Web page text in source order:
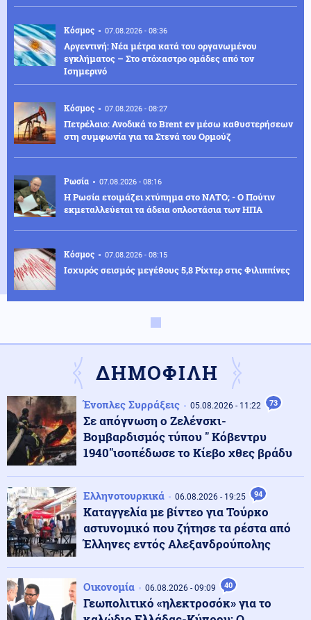
Κόσμος 07.08.2026 - 08:36
Αργεντινή: Νέα μέτρα κατά του οργανωμένου
εγκλήματος – Στο στόχαστρο ομάδες από τον
Ισημερινό
Κόσμος 07.08.2026 - 08:27
Πετρέλαιο: Ανοδικά το Brent εν μέσω καθυστερήσεων
στη συμφωνία για τα Στενά του Ορμούζ
Ρωσία 07.08.2026 - 08:16
Η Ρωσία ετοιμάζει χτύπημα στο ΝΑΤΟ; - Ο Πούτιν
εκμεταλλεύεται τα άδεια οπλοστάσια των ΗΠΑ
Κόσμος 07.08.2026 - 08:15
Ισχυρός σεισμός μεγέθους 5,8 Ρίχτερ στις Φιλιππίνες
07.08.2026 - 08:06
Τιμολόγια ρεύματος: Νέα ανοδική τάση λόγω της
αύξησης στη χονδρεμπορική αγορά
Κόσμος 07.08.2026 - 07:55
Περού: Σάλος με το βίντεο σεξουαλικής επίθεσης σε
26χρονη τραγουδίστρια (βίντεο)
07.08.2026 - 07:45
Βοιωτία: Προφυλακίστηκαν ο δήμαρχος Στυλίδας και
δύο ακόμη κατηγορούμενοι για τη φωτιά
Κόσμος 07.08.2026 - 07:45
ΔΗΜΟΦΙΛΗ
Ένοπλες Συρράξεις 05.08.2026 - 11:22 73
Σε απόγνωση ο Ζελένσκι-
Βομβαρδισμός τύπου " Κόβεντρυ
1940"ισοπέδωσε το Κίεβο χθες βράδυ
Ελληνοτουρκικά 06.08.2026 - 19:25 94
Καταγγελία με βίντεο για Τούρκο
αστυνομικό που ζήτησε τα ρέστα από
Έλληνες εντός Αλεξανδρούπολης
Οικονομία 06.08.2026 - 09:09 40
Γεωπολιτικό «ηλεκτροσόκ» για το